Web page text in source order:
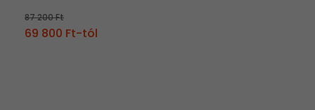
87 200 Ft
69 800 Ft-tól